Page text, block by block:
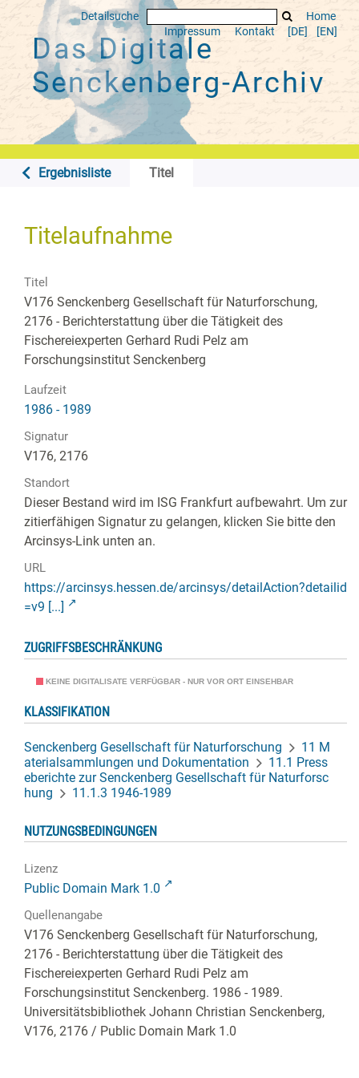
Detailsuche
Home
Impressum
Kontakt [DE] [EN]
Das Digitale
Senckenberg-Archiv
Ergebnisliste Titel
Titelaufnahme
Titel
V176 Senckenberg Gesellschaft für Naturforschung,
2176 - Berichterstattung über die Tätigkeit des
Fischereiexperten Gerhard Rudi Pelz am
Forschungsinstitut Senckenberg
Laufzeit
1986 - 1989
Signatur
V176, 2176
Standort
Dieser Bestand wird im ISG Frankfurt aufbewahrt. Um zur
zitierfähigen Signatur zu gelangen, klicken Sie bitte den
Arcinsys-Link unten an.
URL
https://arcinsys.hessen.de/arcinsys/detailAction?detailid
=v9 [...]
ZUGRIFFSBESCHRÄNKUNG
KEINE DIGITALISATE VERFÜGBAR - NUR VOR ORT EINSEHBAR
KLASSIFIKATION
Senckenberg Gesellschaft für Naturforschung
11 M
aterialsammlungen und Dokumentation
11.1 Press
eberichte zur Senckenberg Gesellschaft für Naturforsc
hung
11.1.3 1946-1989
NUTZUNGSBEDINGUNGEN
Lizenz
Public Domain Mark 1.0
Quellenangabe
V176 Senckenberg Gesellschaft für Naturforschung,
2176 - Berichterstattung über die Tätigkeit des
Fischereiexperten Gerhard Rudi Pelz am
Forschungsinstitut Senckenberg. 1986 - 1989.
Universitätsbibliothek Johann Christian Senckenberg,
V176, 2176 / Public Domain Mark 1.0